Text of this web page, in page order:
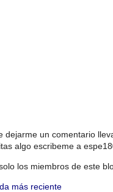
dejarme un comentario
algo escribeme a
los miembros de este
más reciente